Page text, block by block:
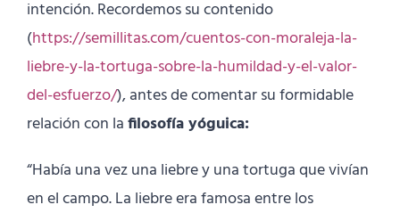
intención. Recordemos su contenido
(https://semillitas.com/cuentos-con-moraleja-la-
liebre-y-la-tortuga-sobre-la-humildad-y-el-valor-
del-esfuerzo/), antes de comentar su formidable
relación con lafilosofía yóguica:
“Había una vez una liebre y una tortuga que vivían
en el campo. La liebre era famosa entre los